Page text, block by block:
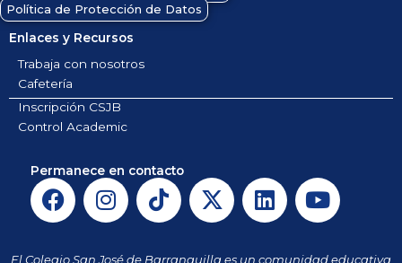
Política de Protección de Datos
Enlaces y Recursos
Trabaja con nosotros
Cafetería
Inscripción CSJB
Control Academic
Permanece en contacto
F
a
e
I
n
t
T
i
t
X
-
w
L
i
k
Y
o
t
El Colegio San José de Barranquilla es un comunidad educativa